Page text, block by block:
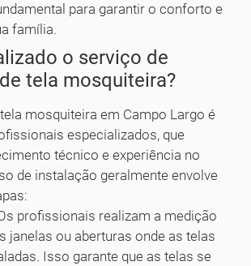
para garantir o conforto e
família.
o serviço de
tela mosquiteira?
mosquiteira em Campo Largo é
especializados, que
técnico e experiência no
de instalação geralmente envolve
profissionais realizam a medição
janelas ou aberturas onde as telas
Isso garante que as telas se